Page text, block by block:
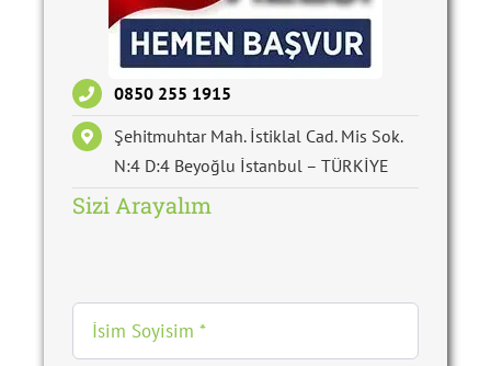
0850 255 1915
Şehitmuhtar Mah. İstiklal Cad. Mis Sok.
N:4 D:4 Beyoğlu İstanbul – TÜRKİYE
Sizi Arayalım